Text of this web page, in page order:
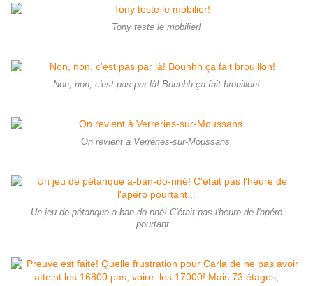
Tony teste le mobilier!
Non, non, c'est pas par là! Bouhhh ça fait brouillon!
On revient à Verreries-sur-Moussans.
Un jeu de pétanque a-ban-do-nné! C'était pas l'heure de l'apéro
pourtant...